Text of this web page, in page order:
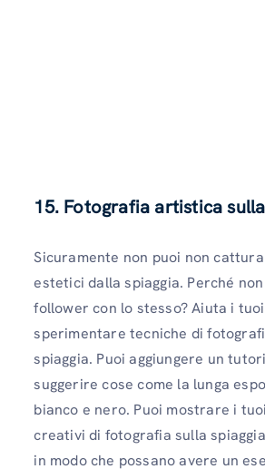
15. Fotografia artistica
Sicuramente non puoi non
estetici dalla spiaggia. Perché
follower con lo stesso? Aiuta i
sperimentare tecniche di
spiaggia. Puoi aggiungere un
suggerire cose come la lunga
bianco e nero. Puoi mostrare i
creativi di fotografia sulla
in modo che possano avere un